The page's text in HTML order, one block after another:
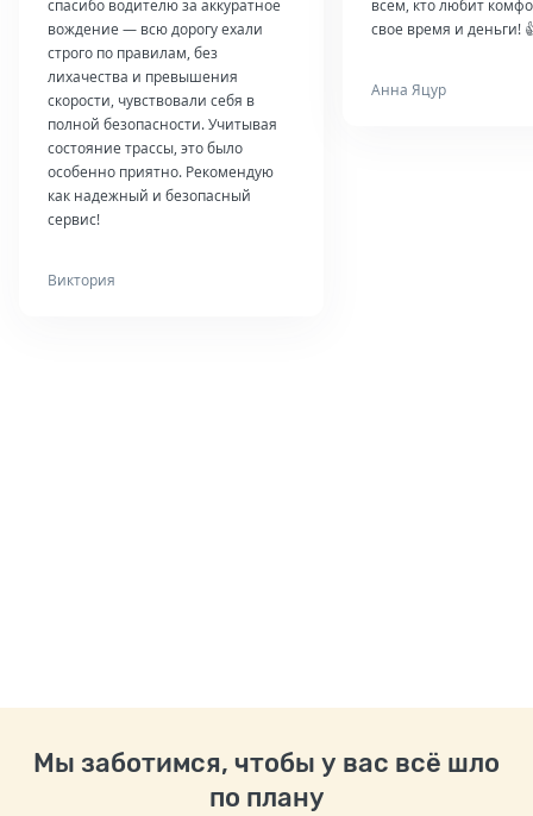
спасибо водителю за аккуратное
вождение — всю дорогу ехали
строго по правилам, без
лихачества и превышения
скорости, чувствовали себя в
полной безопасности. Учитывая
состояние трассы, это было
особенно приятно. Рекомендую
как надежный и безопасный
сервис!
Виктория
всем, кто любит
свое время и деньги!
Анна Яцур
Мы заботимся, чтобы у вас всё шло
по плану